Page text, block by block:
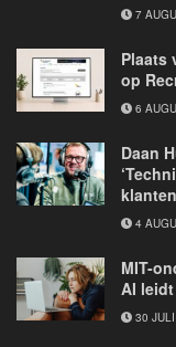
7
Plaats
op
6
Daan
4
MIT-
AI
30